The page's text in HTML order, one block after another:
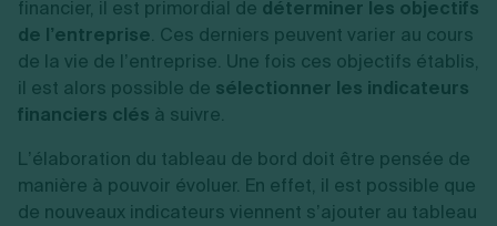
financier, il est primordial de déterminer les objectifs
de l’entreprise. Ces derniers peuvent varier au cours
de la vie de l’entreprise. Une fois ces objectifs établis,
il est alors possible de sélectionner les indicateurs
financiers clés à suivre.
L’élaboration du tableau de bord doit être pensée de
manière à pouvoir évoluer. En effet, il est possible que
de nouveaux indicateurs viennent s’ajouter au tableau